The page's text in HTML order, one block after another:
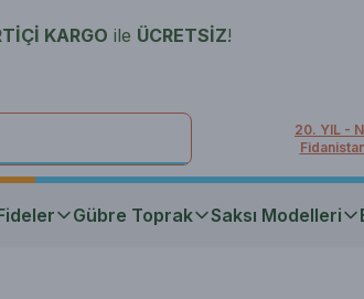
KARGO ile ÜCRETSİZ!
20. YIL -
Gübre Toprak Saksı Modelleri